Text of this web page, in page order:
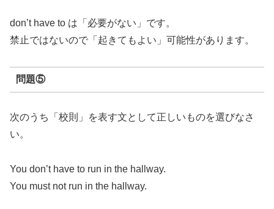
don’t have to は「必要がない」です。
禁止ではないので「起きてもよい」可能性があります。
問題⑤
次のうち「校則」を表す文として正しいものを選びなさ
い。
You don’t have to run in the hallway.
You must not run in the hallway.